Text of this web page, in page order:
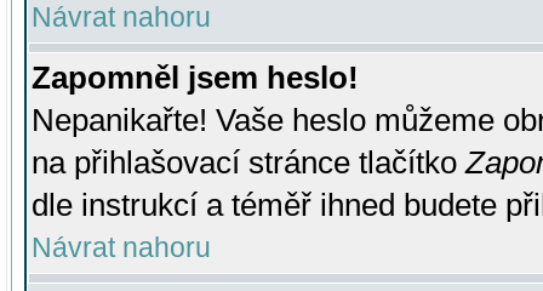
Návrat nahoru
Zapomněl jsem heslo!
Nepanikařte! Vaše heslo můžeme
na přihlašovací stránce tlačítko
dle instrukcí a téměř ihned budete
Návrat nahoru